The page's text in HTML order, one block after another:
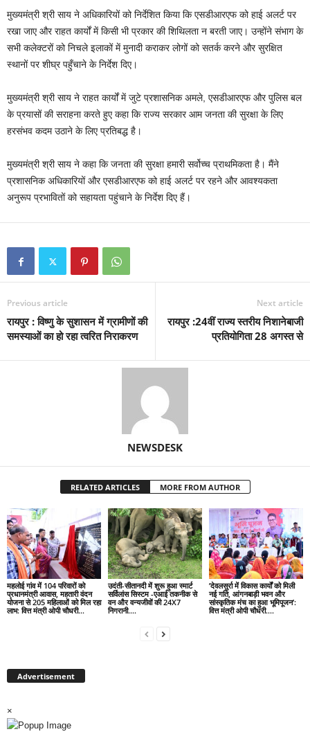
मुख्यमंत्री श्री साय ने अधिकारियों को निर्देशित किया कि एसडीआरएफ को हाई अलर्ट पर
रखा जाए और राहत कार्यों में किसी भी प्रकार की शिथिलता न बरती जाए। उन्होंने संभाग के
सभी कलेक्टरों को निचले इलाकों में मुनादी कराकर लोगों को सतर्क करने और सुरक्षित
स्थानों पर शीघ्र पहुँचाने के निर्देश दिए।
मुख्यमंत्री श्री साय ने राहत कार्यों में जुटे प्रशासनिक अमले, एसडीआरएफ और पुलिस बल
के प्रयासों की सराहना करते हुए कहा कि राज्य सरकार आम जनता की सुरक्षा के लिए
हरसंभव कदम उठाने के लिए प्रतिबद्ध है।
मुख्यमंत्री श्री साय ने कहा कि जनता की सुरक्षा हमारी सर्वोच्च प्राथमिकता है। मैंने
प्रशासनिक अधिकारियों और एसडीआरएफ को हाई अलर्ट पर रहने और आवश्यकता
अनुरूप प्रभावितों को सहायता पहुंचाने के निर्देश दिए हैं।
Previous article
रायपुर : विष्णु के सुशासन में ग्रामीणों की
समस्याओं का हो रहा त्वरित निराकरण
Next article
रायपुर :24वीं राज्य स्तरीय निशानेबाजी
प्रतियोगिता 28 अगस्त से
NEWSDESK
RELATED ARTICLES MORE FROM AUTHOR
महलोई गांव में 104 परिवारों को
प्रधानमंत्री आवास, महतारी वंदन
योजना से 205 महिलाओं को मिल रहा
लाभ: वित्त मंत्री ओपी चौधरी…
उदंती-सीतानदी में शुरू हुआ स्मार्ट
सर्विलांस सिस्टम -एआई तकनीक से
वन और वन्यजीवों की 24X7
निगरानी….
’देवलसुर्रा में विकास कार्यों को मिली
नई गति, आंगनबाड़ी भवन और
सांस्कृतिक मंच का हुआ भूमिपूजन’:
वित्त मंत्री ओपी चौधरी….
Advertisement
×